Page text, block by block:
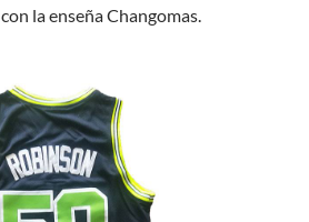
con la enseña Changomas.